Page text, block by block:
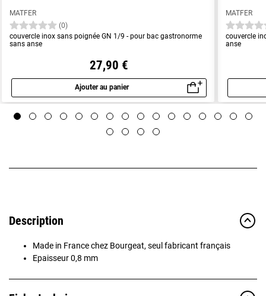
MATFER
(0)
couvercle inox sans poignée GN 1/9 - pour bac gastronorme
sans anse
27,90 €
Ajouter au panier
Aperçu rapide
MATFER
couvercle
anse
Description
Made in France chez Bourgeat, seul fabricant français
Epaisseur 0,8 mm